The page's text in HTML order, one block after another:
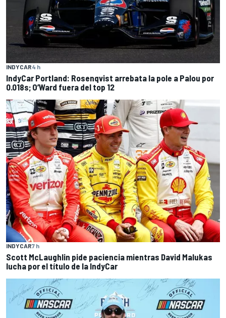
INDYCAR4 h
IndyCar Portland: Rosenqvist arrebata la pole a Palou por
0.018s; O’Ward fuera del top 12
INDYCAR7 h
Scott McLaughlin pide paciencia mientras David Malukas
lucha por el título de la IndyCar